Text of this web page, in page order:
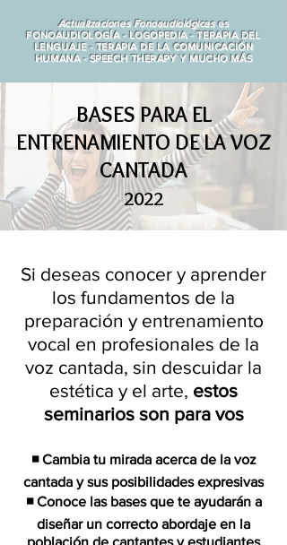
Actualizaciones Fonoaudiológicases
FONOAUDIOLOGÍA - LOGOPEDIA - TERAPIA DEL
LENGUAJE - TERAPIA DE LA COMUNICACIÓN
HUMANA - SPEECH THERAPY Y MUCHO MÁS
BASES PARA EL
ENTRENAMIENTO DE LA VOZ
CANTADA
2022
Si deseas conocer y aprender
los fundamentos de la
preparación y entrenamiento
vocal en profesionales de la
voz cantada, sin descuidar la
estética y el arte, estos
seminarios son para vos
◾ Cambia tu mirada acerca de la voz
cantada y sus posibilidades expresivas
◾ Conoce las bases que te ayudarán a
diseñar un correcto abordaje en la
población de cantantes y estudiantes